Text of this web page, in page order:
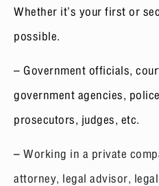
Whether it’s your first or
possible.
– Government officials,
government agencies,
prosecutors, judges, etc.
–Working in a private
attorney, legal advisor,